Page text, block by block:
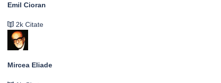
Emil Cioran
2k Citate
Mircea Eliade